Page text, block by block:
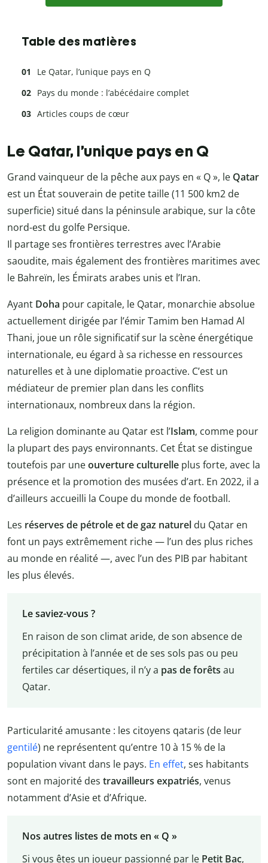
Table des matières
Le Qatar, l’unique pays en Q
Pays du monde : l’abécédaire complet
Articles coups de cœur
Le Qatar, l’unique pays en Q
Grand vainqueur de la pêche aux pays en « Q », le Qatar
est un État souverain de petite taille (11 500 km2 de
superficie) situé dans la péninsule arabique, sur la côte
nord-est du golfe Persique.
Il partage ses frontières terrestres avec l’Arabie
saoudite, mais également des frontières maritimes avec
le Bahreïn, les Émirats arabes unis et l’Iran.
Ayant Doha pour capitale, le Qatar, monarchie absolue
actuellement dirigée par l’émir Tamim ben Hamad Al
Thani, joue un rôle significatif sur la scène énergétique
internationale, eu égard à sa richesse en ressources
naturelles et à une diplomatie proactive. C’est un
médiateur de premier plan dans les conflits
internationaux, nombreux dans la région.
La religion dominante au Qatar est l’Islam, comme pour
la plupart des pays environnants. Cet État se distingue
toutefois par uneouverture culturelle plus forte, avec la
présence et la promotion des musées d’art. En 2022, il a
d’ailleurs accueilli la Coupe du monde de football.
Les réserves de pétrole et de gaz naturel du Qatar en
font un pays extrêmement riche — l’un des plus riches
au monde en réalité —, avec l’un des PIB par habitant
les plus élevés.
Le saviez-vous ?
En raison de son climat aride, de son absence de
précipitation à l’année et de ses sols pas ou peu
fertiles car désertiques, il n’y a pas de forêts au
Qatar.
Particularité amusante : les citoyens qataris (de leur
gentilé) ne représentent qu’entre 10 à 15 % de la
population vivant dans le pays. En effet, ses habitants
sont en majorité des travailleurs expatriés, venus
notamment d’Asie et d’Afrique.
Nos autres listes de mots en « Q »
Si vous êtes un joueur passionné par le Petit Bac,